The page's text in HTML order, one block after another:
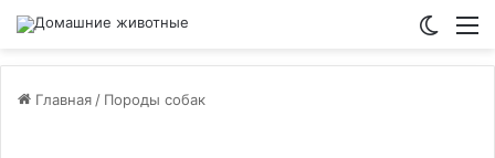
Главная / Породы собак